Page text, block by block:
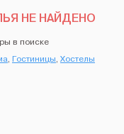
НЕ НАЙДЕНО
в поиске
, Гостиницы, Хостелы